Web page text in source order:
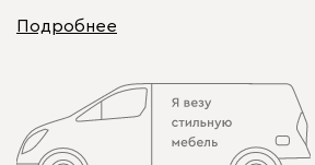
Подробнее